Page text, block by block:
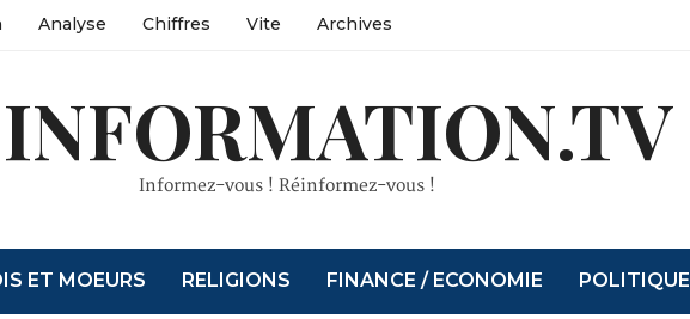
Analyse Chiffres Vite Archives
Informez-vous ! Réinformez-vous !
ET MOEURS RELIGIONS FINANCE / ECONOMIE POLITIQUE